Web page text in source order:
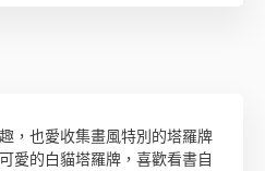
，也愛收集畫風特別的塔羅牌
愛的白貓塔羅牌，喜歡看書自